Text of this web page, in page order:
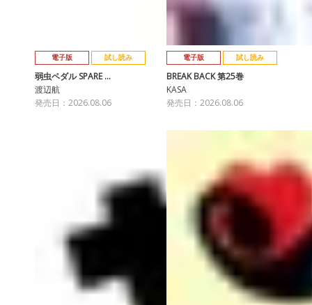
電子版 試し読み
弱虫ペダル SPARE …
渡辺航
発売日：2026.08.06
電子版 試し読み
BREAK BACK 第25巻
KASA
発売日：2026.08.06